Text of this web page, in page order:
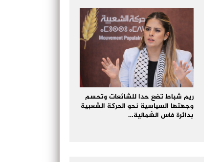
ريم شباط تضع حدا للشائعات وتحسم
وجهتها السياسية نحو الحركة الشعبية
بدائرة فاس الشمالية…